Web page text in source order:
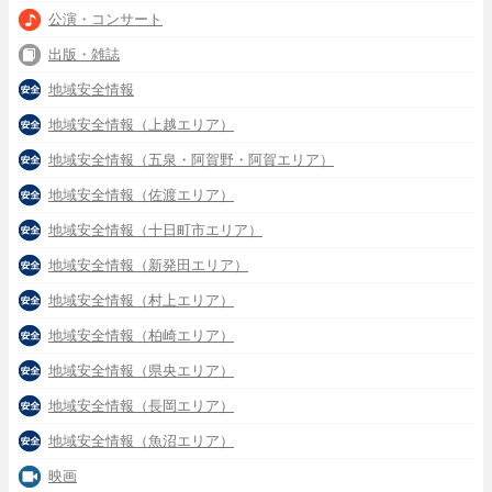
公演・コンサート
出版・雑誌
地域安全情報
地域安全情報（上越エリア）
地域安全情報（五泉・阿賀野・阿賀エリア）
地域安全情報（佐渡エリア）
地域安全情報（十日町市エリア）
地域安全情報（新発田エリア）
地域安全情報（村上エリア）
地域安全情報（柏崎エリア）
地域安全情報（県央エリア）
地域安全情報（長岡エリア）
地域安全情報（魚沼エリア）
映画